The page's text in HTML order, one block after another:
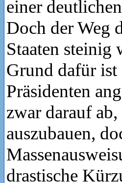
einer
Doch der Weg
Staaten steinig
Grund dafür
Präsidenten
zwar darauf
auszubauen,
drastische